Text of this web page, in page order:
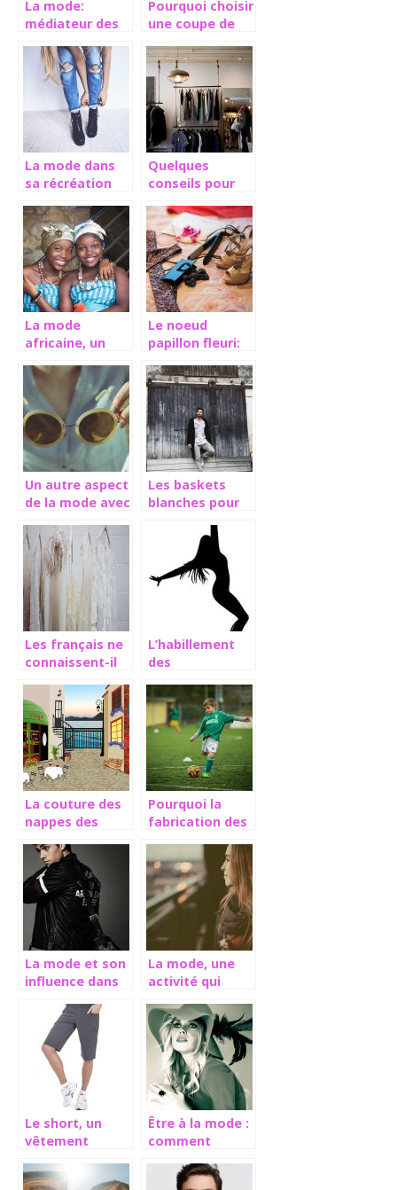
La mode:
médiateur des
Pourquoi choisir
une coupe de
courte?
La mode dans
sa récréation
Quelques
conseils pour
s’habiller
La mode
africaine, un
Le noeud
papillon fleuri:
masculine de
l’année
Un autre aspect
de la mode avec
Les baskets
blanches pour
accessoire à
tout épreuve
Les français ne
connaissent-il
leurs tailles?
L’habillement
des
pour les stars
La couture des
nappes des
combinaison
avec les set
Pourquoi la
fabrication des
sport est-elle
différente des
habits du
quotidien ,
La mode et son
influence dans
société
La mode, une
activité qui
persévérance
Le short, un
vêtement
Être à la mode :
comment
faire?